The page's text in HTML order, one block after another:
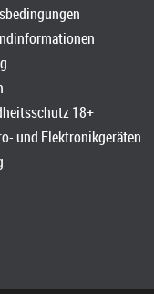
18+
und Elektronikgeräten